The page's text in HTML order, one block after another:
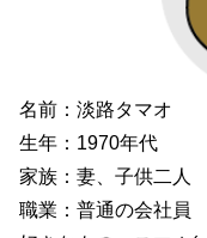
名前：淡路タマオ
生年：1970年代
家族：妻、子供二人
職業：普通の会社員